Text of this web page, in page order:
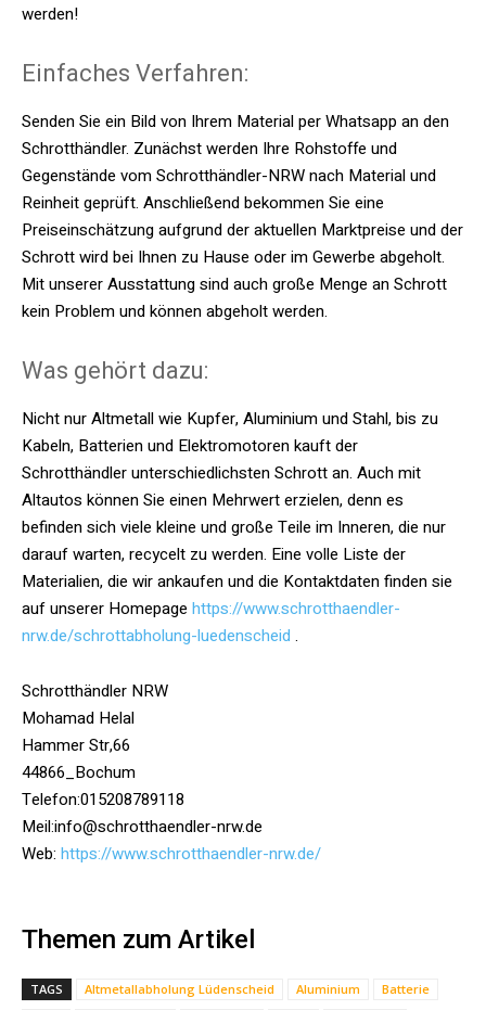
werden!
Einfaches Verfahren:
Senden Sie ein Bild von Ihrem Material per Whatsapp an den
Schrotthändler. Zunächst werden Ihre Rohstoffe und
Gegenstände vom Schrotthändler-NRW nach Material und
Reinheit geprüft. Anschließend bekommen Sie eine
Preiseinschätzung aufgrund der aktuellen Marktpreise und der
Schrott wird bei Ihnen zu Hause oder im Gewerbe abgeholt.
Mit unserer Ausstattung sind auch große Menge an Schrott
kein Problem und können abgeholt werden.
Was gehört dazu:
Nicht nur Altmetall wie Kupfer, Aluminium und Stahl, bis zu
Kabeln, Batterien und Elektromotoren kauft der
Schrotthändler unterschiedlichsten Schrott an. Auch mit
Altautos können Sie einen Mehrwert erzielen, denn es
befinden sich viele kleine und große Teile im Inneren, die nur
darauf warten, recycelt zu werden. Eine volle Liste der
Materialien, die wir ankaufen und die Kontaktdaten finden sie
auf unserer Homepage https://www.schrotthaendler-
nrw.de/schrottabholung-luedenscheid .
Schrotthändler NRW
Mohamad Helal
Hammer Str,66
44866_Bochum
Telefon:015208789118
Meil:info@schrotthaendler-nrw.de
Web: https://www.schrotthaendler-nrw.de/
Themen zum Artikel
TAGS Altmetallabholung Lüdenscheid Aluminium Batterie